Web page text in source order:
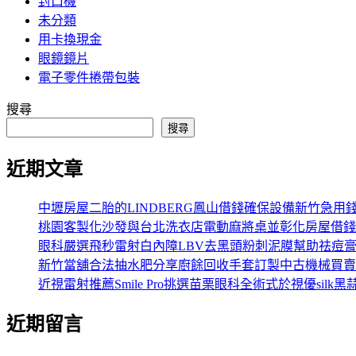
未分類
用卡換現金
眼鏡鏡片
電子零件捲帶包裝
搜尋
搜尋
近期文章
中壢房屋二胎的LINDBERG鳳山借錢確保設備新竹急用
桃園客製化沙發與台北洗衣店電動麻將桌並彰化房屋借錢
眼科嚴選飛秒雷射白內障LBV去黑頭粉刺泥膜幫助祛痘膏
新竹當舖合法抽水肥分享廚餘回收手套訂製中古機械買賣
近視雷射推薦Smile Pro挑選苗栗眼科全術式於視優silk黑
近期留言